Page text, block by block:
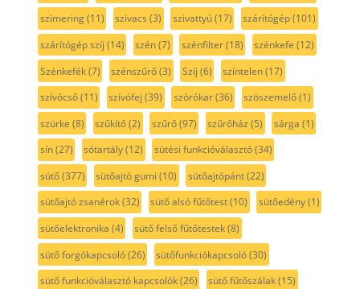
szimering(11) szivacs (3) szivattyú(17) szárítógép(101)
szárítógép szíj (14) szén(7) szénfilter(18) szénkefe (12)
Szénkefék(7) szénszűrő(3) Szíj (6) színtelen(17)
szívócső(11) szívófej (39) szórókar(36) szöszemelő(1)
szürke (8) szűkítő(2) szűrő(97) szűrőház (5) sárga (1)
sín(27) sótartály(12) sütési funkcióválasztó(34)
sütő(377) sütőajtó gumi (10) sütőajtópánt(22)
sütőajtó zsanérok(32) sütő alsó fűtőtest(10) sütőedény(1)
sütőelektronika (4) sütő felső fűtőtestek(8)
sütő forgókapcsoló(26) sütőfunkciókapcsoló(30)
sütő funkcióválasztó kapcsolók(26) sütő fűtőszálak(15)